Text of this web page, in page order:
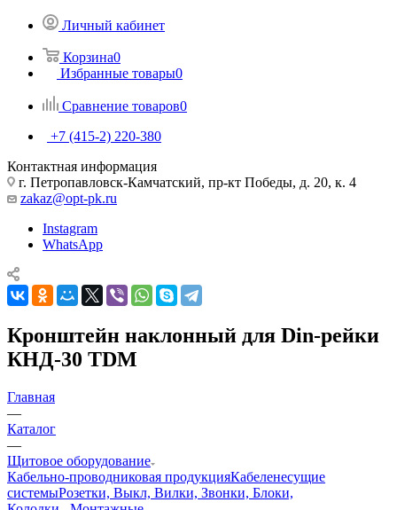
Личный кабинет
Корзина0
Избранные товары0
Сравнение товаров0
+7 (415-2) 220-380
Контактная информация
г. Петропавловск-Камчатский, пр-кт Победы, д. 20, к. 4
zakaz@opt-pk.ru
Instagram
WhatsApp
Кронштейн наклонный для Din-рейки
КНД-30 TDM
Главная
—
Каталог
—
Щитовое оборудование
Кабельно-проводниковая продукцияКабеленесущие
системыРозетки, Выкл, Вилки, Звонки, Блоки,